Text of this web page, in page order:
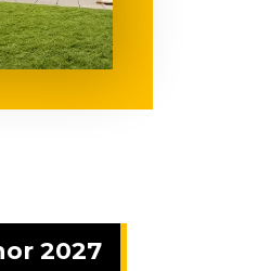
2027